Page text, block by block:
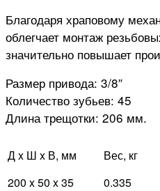
Благодаря храповому
облегчает монтаж
значительно повышает
Размер привода: 3/8″
Количество зубьев: 45
Длина трещотки: 206 мм.
Д x Ш x В, мм Вес, кг
200 x 50 x 35
0.335